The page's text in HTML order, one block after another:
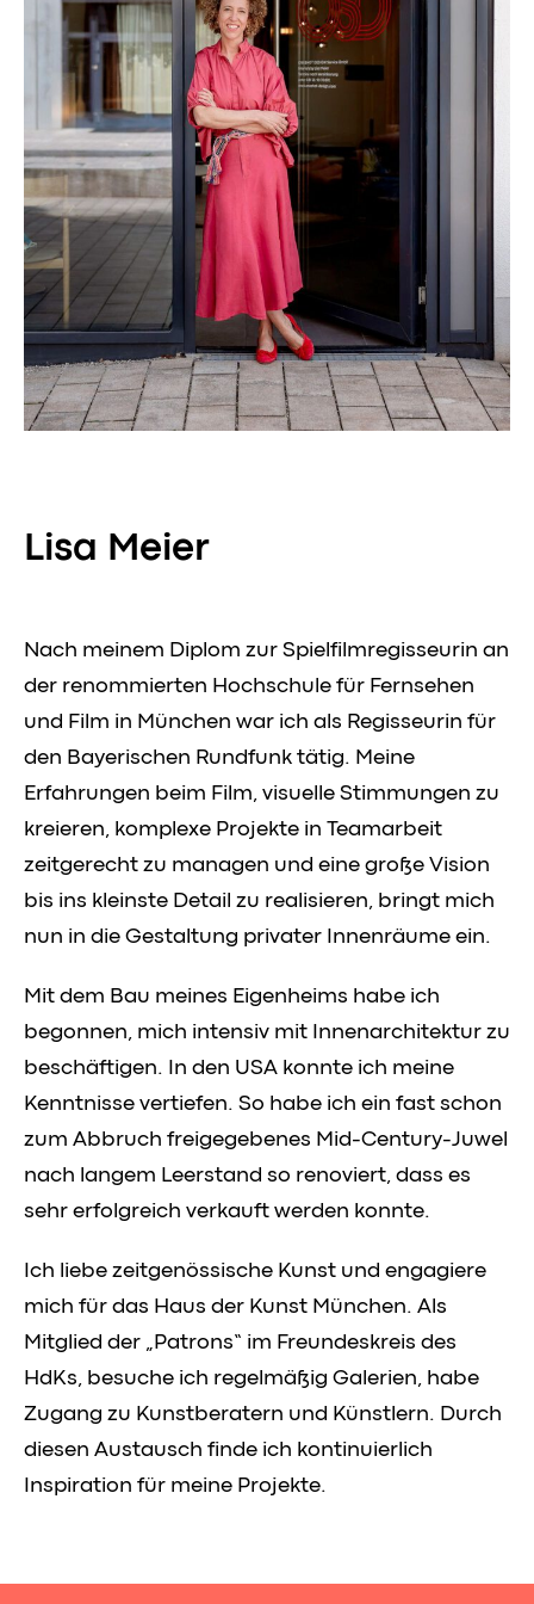
Lisa Meier
Nach meinem Diplom zur Spielfilmregisseurin an
der renommierten Hochschule für Fernsehen
und Film in München war ich als Regisseurin für
den Bayerischen Rundfunk tätig. Meine
Erfahrungen beim Film, visuelle Stimmungen zu
kreieren, komplexe Projekte in Teamarbeit
zeitgerecht zu managen und eine große Vision
bis ins kleinste Detail zu realisieren, bringt mich
nun in die Gestaltung privater Innenräume ein.
Mit dem Bau meines Eigenheims habe ich
begonnen, mich intensiv mit Innenarchitektur zu
beschäftigen. In den USA konnte ich meine
Kenntnisse vertiefen. So habe ich ein fast schon
zum Abbruch freigegebenes Mid-Century-Juwel
nach langem Leerstand so renoviert, dass es
sehr erfolgreich verkauft werden konnte.
Ich liebe zeitgenössische Kunst und engagiere
mich für das Haus der Kunst München. Als
Mitglied der „Patrons“ im Freundeskreis des
HdKs, besuche ich regelmäßig Galerien, habe
Zugang zu Kunstberatern und Künstlern. Durch
diesen Austausch finde ich kontinuierlich
Inspiration für meine Projekte.